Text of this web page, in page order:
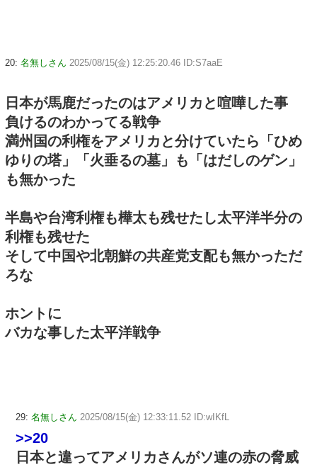
20: 名無しさん 2025/08/15(金) 12:25:20.46 ID:S7aaE
日本が馬鹿だったのはアメリカと喧嘩した事
負けるのわかってる戦争
満州国の利権をアメリカと分けていたら「ひめ
ゆりの塔」「火垂るの墓」も「はだしのゲン」
も無かった
半島や台湾利権も樺太も残せたし太平洋半分の
利権も残せた
そして中国や北朝鮮の共産党支配も無かっただ
ろな
ホントに
バカな事した太平洋戦争
29: 名無しさん 2025/08/15(金) 12:33:11.52 ID:wIKfL
>>20
日本と違ってアメリカさんがソ連の赤の脅威